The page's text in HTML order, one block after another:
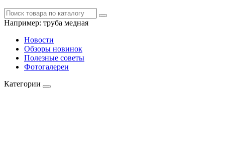
Например: труба медная
Новости
Обзоры новинок
Полезные советы
Фотогалереи
Категории